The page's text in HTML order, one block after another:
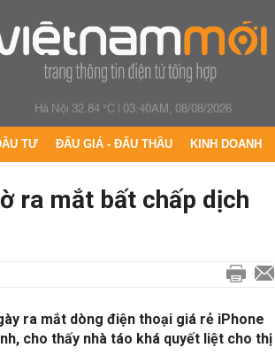
Hà Nội 32.84 °C|03:40AM, 08/08/2026
TƯ ĐẤU GIÁ - ĐẤU THẦU KINH DOANH
ra mắt bất chấp dịch
ra mắt dòng điện thoại giá rẻ iPhone
cho thấy nhà táo khá quyết liệt cho thị